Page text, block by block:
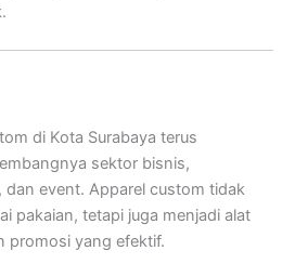
di Kota Surabaya terus
sektor bisnis,
event. Apparel custom tidak
pakaian, tetapi juga menjadi alat
promosi yang efektif.